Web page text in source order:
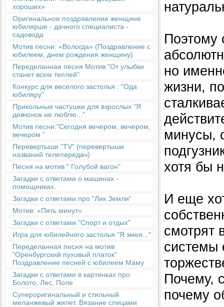
хороших»
Оригинальное поздравление женщине
юбилярше - дачного специалиста -
садовода
Мотив песни: «Вологда» (Поздравление с
юбилеем, днем рождения женщину)
Переделанная песня Мотив "От улыбки
станет всем теплей"
Конкурс для веселого застолья : "Ода
юбиляру"
Прикольные частушки для взрослых "Я
девчонок не люблю..."
Мотив песни:"Сегодня вечером, вечером,
вечером "
Перевертыши "TV" (перевертыши
названий телепередач)
Песня на мотив " Голубой вагон"
Загадки с ответами о машинах -
помощниках.
Загадки с ответами про "Лик Земли"
Мотив: «Пять минут»
Загадки с ответами "Спорт и отдых"
Игра для юбилейного застолья "Я змея..."
Переделанная песня на мотив
"Оренбургский пуховый платок"
Поздравление песней с юбилеем Маму
Загадки с ответами в картинках про
Болото, Лес, Поле
Супероригинальный и стильный
меланжевый жилет. Вязание спицами
Поэтому
но
жизни,
минусы,
хотя бы
И еще
смотрят
системы
Почему,
почему